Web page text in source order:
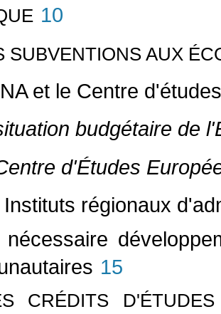
10
SUBVENTIONS AUX
et le Centre
budgétaire de
d'Études
régionaux
15
CRÉDITS